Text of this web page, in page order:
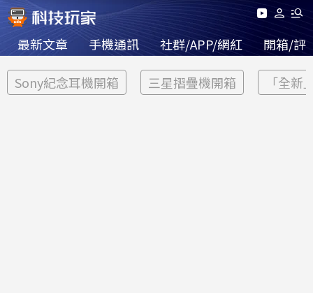
最新文章 手機通訊 社群/APP/網紅 開箱/評
Sony紀念耳機開箱 三星摺疊機開箱 「全新